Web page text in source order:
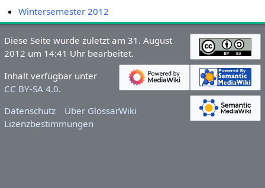
Wintersemester 2012
Diese Seite wurde zuletzt am 31. August
2012 um 14:41 Uhr bearbeitet.
Inhalt verfügbar unter
CC BY-SA 4.0.
Datenschutz
Über GlossarWiki
Lizenzbestimmungen